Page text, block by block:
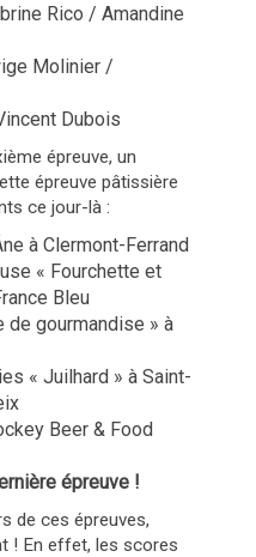
Rico / Amandine
Molinier /
Dubois
épreuve, un
épreuve pâtissière
ce jour-là :
à Clermont-Ferrand
« Fourchette et
Bleu
de gourmandise » à
« Juilhard » à Saint-
Beer & Food
épreuve !
de ces épreuves,
! En effet, les scores